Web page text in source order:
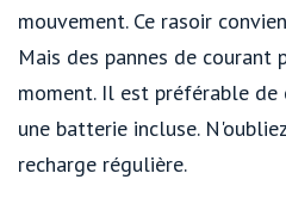
mouvement. Ce rasoir
Mais des pannes de
moment. Il est préférable de
une batterie incluse.
recharge régulière.